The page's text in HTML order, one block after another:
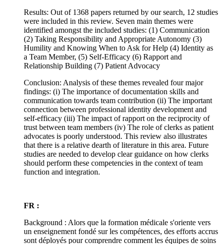
Results: Out of 1368 papers returned by our search, 12 studies
were included in this review. Seven main themes were
identified amongst the included studies: (1) Communication
(2) Taking Responsibility and Appropriate Autonomy (3)
Humility and Knowing When to Ask for Help (4) Identity as
a Team Member, (5) Self-Efficacy (6) Rapport and
Relationship Building (7) Patient Advocacy
Conclusion: Analysis of these themes revealed four major
findings: (i) The importance of documentation skills and
communication towards team contribution (ii) The important
connection between professional identity development and
self-efficacy (iii) The impact of rapport on the reciprocity of
trust between team members (iv) The role of clerks as patient
advocates is poorly understood. This review also illustrates
that there is a relative dearth of literature in this area. Future
studies are needed to develop clear guidance on how clerks
should perform these competencies in the context of team
function and integration.
FR :
Background : Alors que la formation médicale s'oriente vers
un enseignement fondé sur les compétences, des efforts accrus
sont déployés pour comprendre comment les équipes de soins